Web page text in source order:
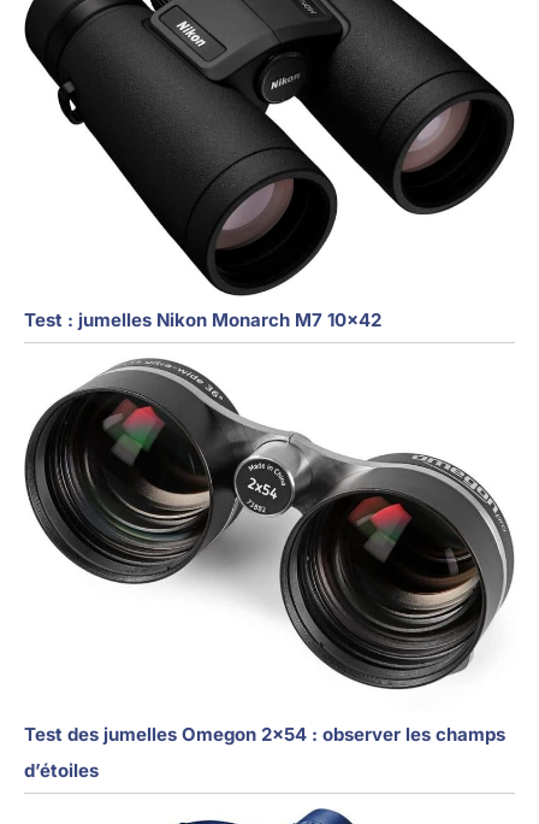
Test : jumelles Nikon Monarch M7 10×42
Test des jumelles Omegon 2×54 : observer les champs
d’étoiles